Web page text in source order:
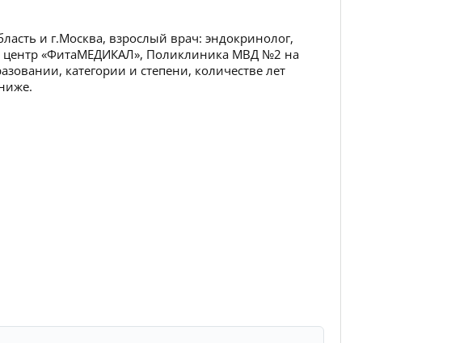
и г.Москва, взрослый врач: эндокринолог,
центр «ФитаМЕДИКАЛ», Поликлиника МВД №2 на
категории и степени, количестве лет